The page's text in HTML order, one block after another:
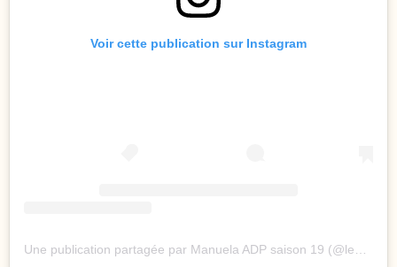
Voir cette publication sur Instagram